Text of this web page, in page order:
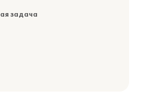
задача